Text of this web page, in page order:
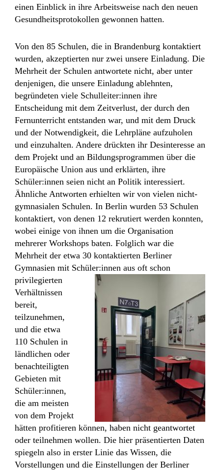
einen Einblick in ihre Arbeitsweise nach den neuen
Gesundheitsprotokollen gewonnen hatten.
Von den 85 Schulen, die in Brandenburg kontaktiert
wurden, akzeptierten nur zwei unsere Einladung. Die
Mehrheit der Schulen antwortete nicht, aber unter
denjenigen, die unsere Einladung ablehnten,
begründeten viele Schulleiter:innen ihre
Entscheidung mit dem Zeitverlust, der durch den
Fernunterricht entstanden war, und mit dem Druck
und der Notwendigkeit, die Lehrpläne aufzuholen
und einzuhalten. Andere drückten ihr Desinteresse an
dem Projekt und an Bildungsprogrammen über die
Europäische Union aus und erklärten, ihre
Schüler:innen seien nicht an Politik interessiert.
Ähnliche Antworten erhielten wir von vielen nicht-
gymnasialen Schulen. In Berlin wurden 53 Schulen
kontaktiert, von denen 12 rekrutiert werden konnten,
wobei einige von ihnen um die Organisation
mehrerer Workshops baten. Folglich war die
Mehrheit der etwa 30 kontaktierten Berliner
Gymnasien mit Schüler:innen aus oft schon
privilegierten
Verhältnissen
bereit,
teilzunehmen,
und die etwa
110 Schulen in
ländlichen oder
benachteiligten
Gebieten mit
Schüler:innen,
die am meisten
von dem Projekt
hätten profitieren können, haben nicht geantwortet
oder teilnehmen wollen. Die hier präsentierten Daten
spiegeln also in erster Linie das Wissen, die
Vorstellungen und die Einstellungen der Berliner